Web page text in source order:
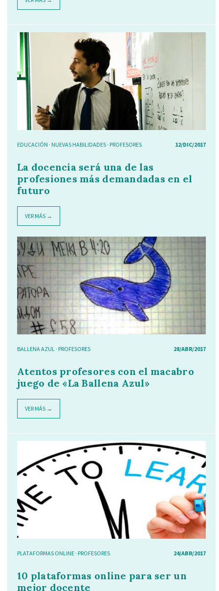
EDUCACIÓN · NUEVAS HABILIDADES · PROFESORES 12/DIC/2017
La docencia será una de las
profesiones más demandadas en el
futuro
VER MÁS →
BALLENA AZUL · PROFESORES 28/ABR/2017
Atentos profesores con el macabro
juego de «La Ballena Azul»
VER MÁS →
PLATAFORMAS ONLINE · PROFESORES 24/ABR/2017
10 plataformas online para ser un
mejor docente